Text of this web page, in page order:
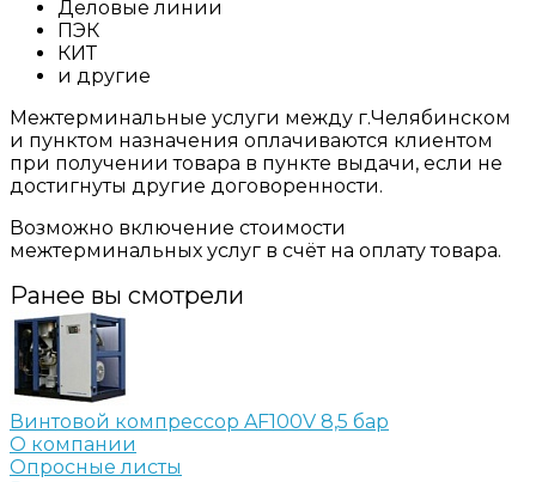
Деловые линии
ПЭК
КИТ
и другие
Межтерминальные услуги между г.Челябинском
и пунктом назначения оплачиваются клиентом
при получении товара в пункте выдачи, если не
достигнуты другие договоренности.
Возможно включение стоимости
межтерминальных услуг в счёт на оплату товара.
Ранее вы смотрели
Винтовой компрессор AF100V 8,5 бар
О компании
Опросные листы